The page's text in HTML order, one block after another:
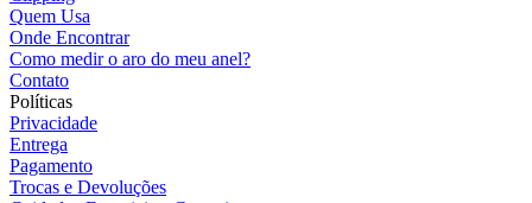
Quem Usa
Onde Encontrar
Como medir o aro do meu anel?
Contato
Políticas
Privacidade
Entrega
Pagamento
Trocas e Devoluções